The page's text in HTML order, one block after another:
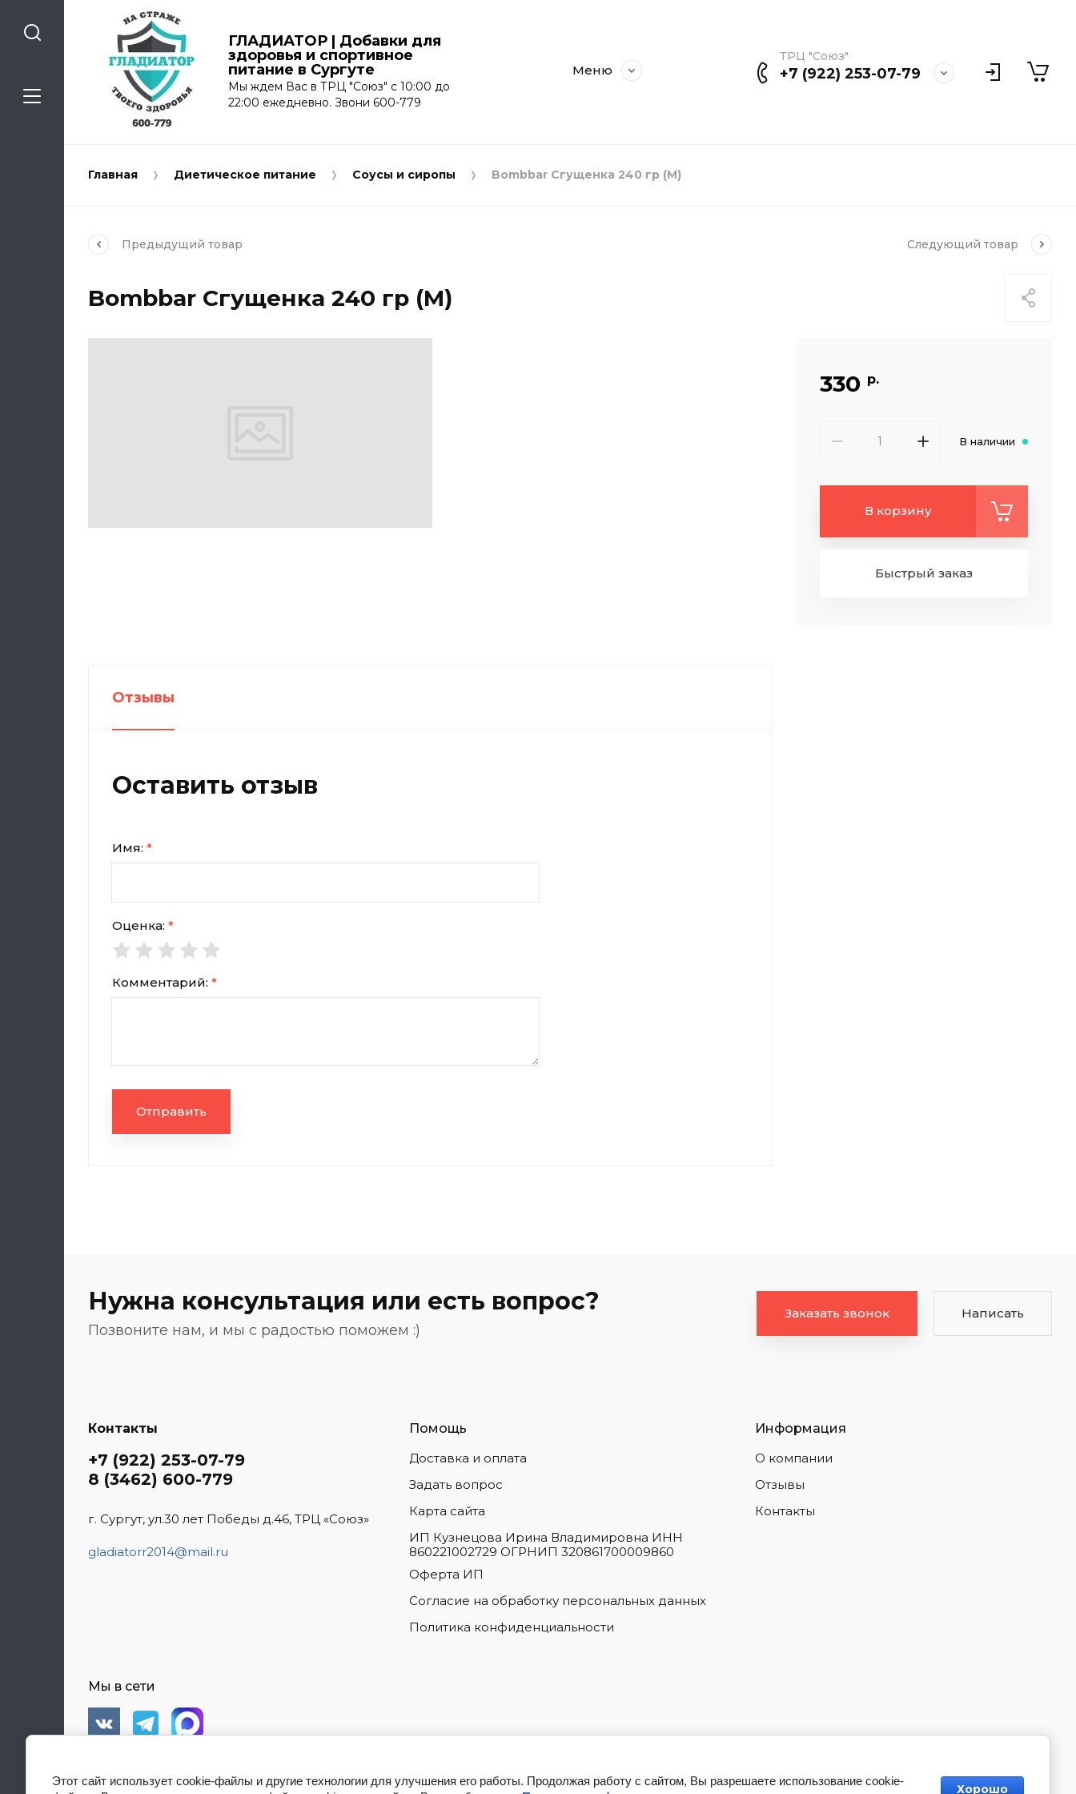
ГЛАДИАТОР | Добавки для
здоровья и спортивное
питание в Сургуте
Мы ждем Вас в ТРЦ "Союз" с 10:00 до
22:00 ежедневно. Звони 600-779
Меню
ТРЦ "Союз"
+7 (922) 253-07-79
Главная Диетическое питание Соусы и сиропы Bombbar Сгущенка 240 гр (M)
Предыдущий товар Следующий товар
Bombbar Сгущенка 240 гр (M)
330 р.
В наличии
В корзину
Быстрый заказ
Отзывы
Оставить отзыв
Имя: *
Комментарий: *
Оценка: *
Отправить
Нужна консультация или есть вопрос?
Позвоните нам, и мы с радостью поможем :)
Заказать звонок Написать
Контакты
+7 (922) 253-07-79
8 (3462) 600-779
г. Сургут, ул.30 лет Победы д.46, ТРЦ «Союз»
gladiatorr2014@mail.ru
Помощь
Доставка и оплата
Задать вопрос
Карта сайта
ИП Кузнецова Ирина Владимировна ИНН
860221002729 ОГРНИП 320861700009860
Оферта ИП
Согласие на обработку персональных данных
Политика конфиденциальности
Информация
О компании
Отзывы
Контакты
Мы в сети
Этот сайт использует cookie-файлы и другие технологии для улучшения его работы. Продолжая работу с сайтом, Вы разрешаете использование cookie-
Хорошо